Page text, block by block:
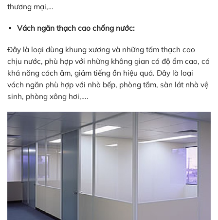
thương mại,…
Vách ngăn thạch cao chống nước:
Đây là loại dùng khung xương và những tấm thạch cao
chịu nước, phù hợp với những không gian có độ ẩm cao, có
khả năng cách âm, giảm tiếng ồn hiệu quả. Đây là loại
vách ngăn phù hợp với nhà bếp, phòng tắm, sàn lát nhà vệ
sinh, phòng xông hơi,….